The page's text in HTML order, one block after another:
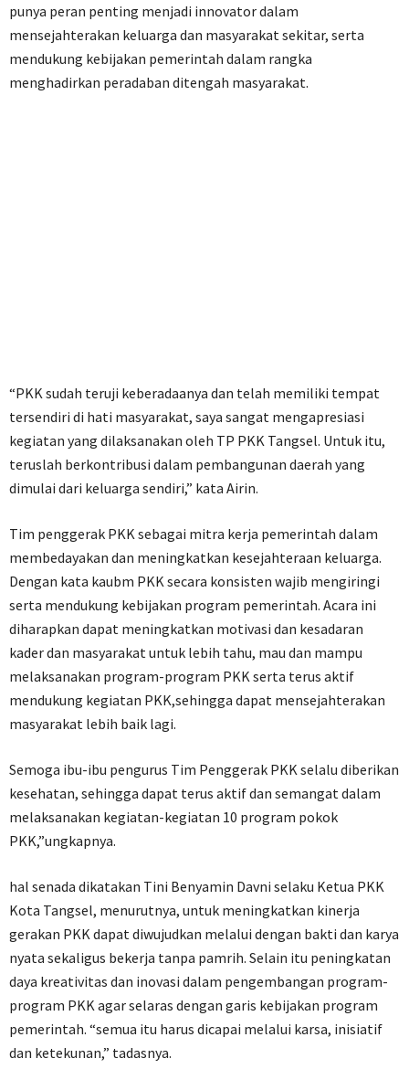
punya peran penting menjadi innovator dalam
mensejahterakan keluarga dan masyarakat sekitar, serta
mendukung kebijakan pemerintah dalam rangka
menghadirkan peradaban ditengah masyarakat.
“PKK sudah teruji keberadaanya dan telah memiliki tempat
tersendiri di hati masyarakat, saya sangat mengapresiasi
kegiatan yang dilaksanakan oleh TP PKK Tangsel. Untuk itu,
teruslah berkontribusi dalam pembangunan daerah yang
dimulai dari keluarga sendiri,” kata Airin.
Tim penggerak PKK sebagai mitra kerja pemerintah dalam
membedayakan dan meningkatkan kesejahteraan keluarga.
Dengan kata kaubm PKK secara konsisten wajib mengiringi
serta mendukung kebijakan program pemerintah. Acara ini
diharapkan dapat meningkatkan motivasi dan kesadaran
kader dan masyarakat untuk lebih tahu, mau dan mampu
melaksanakan program-program PKK serta terus aktif
mendukung kegiatan PKK,sehingga dapat mensejahterakan
masyarakat lebih baik lagi.
Semoga ibu-ibu pengurus Tim Penggerak PKK selalu diberikan
kesehatan, sehingga dapat terus aktif dan semangat dalam
melaksanakan kegiatan-kegiatan 10 program pokok
PKK,”ungkapnya.
hal senada dikatakan Tini Benyamin Davni selaku Ketua PKK
Kota Tangsel, menurutnya, untuk meningkatkan kinerja
gerakan PKK dapat diwujudkan melalui dengan bakti dan karya
nyata sekaligus bekerja tanpa pamrih. Selain itu peningkatan
daya kreativitas dan inovasi dalam pengembangan program-
program PKK agar selaras dengan garis kebijakan program
pemerintah. “semua itu harus dicapai melalui karsa, inisiatif
dan ketekunan,” tadasnya.